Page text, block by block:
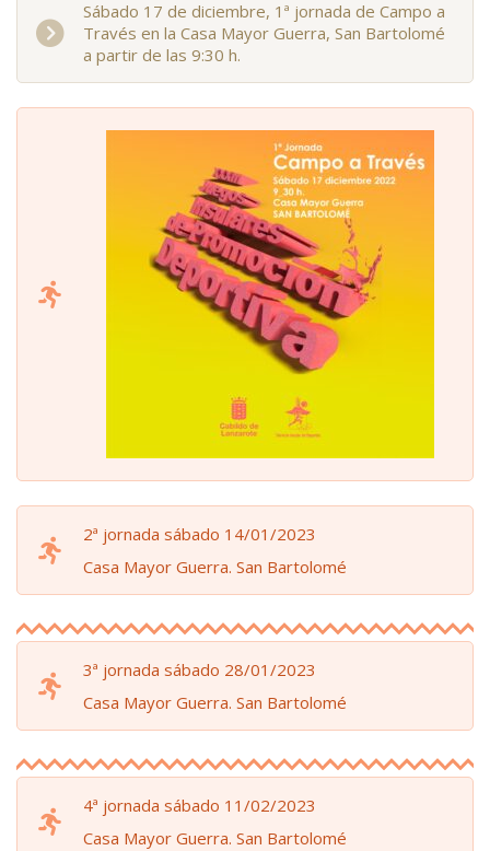
Sábado 17 de diciembre, 1ª jornada de Campo a
Través en la Casa Mayor Guerra, San Bartolomé
a partir de las 9:30 h.
2ª jornada sábado 14/01/2023
Casa Mayor Guerra. San Bartolomé
3ª jornada sábado 28/01/2023
Casa Mayor Guerra. San Bartolomé
4ª jornada sábado 11/02/2023
Casa Mayor Guerra. San Bartolomé